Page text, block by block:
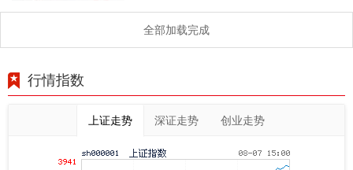
敏感性分析围绕
全部加载完成
行情指数
上证走势 深证走势 创业走势